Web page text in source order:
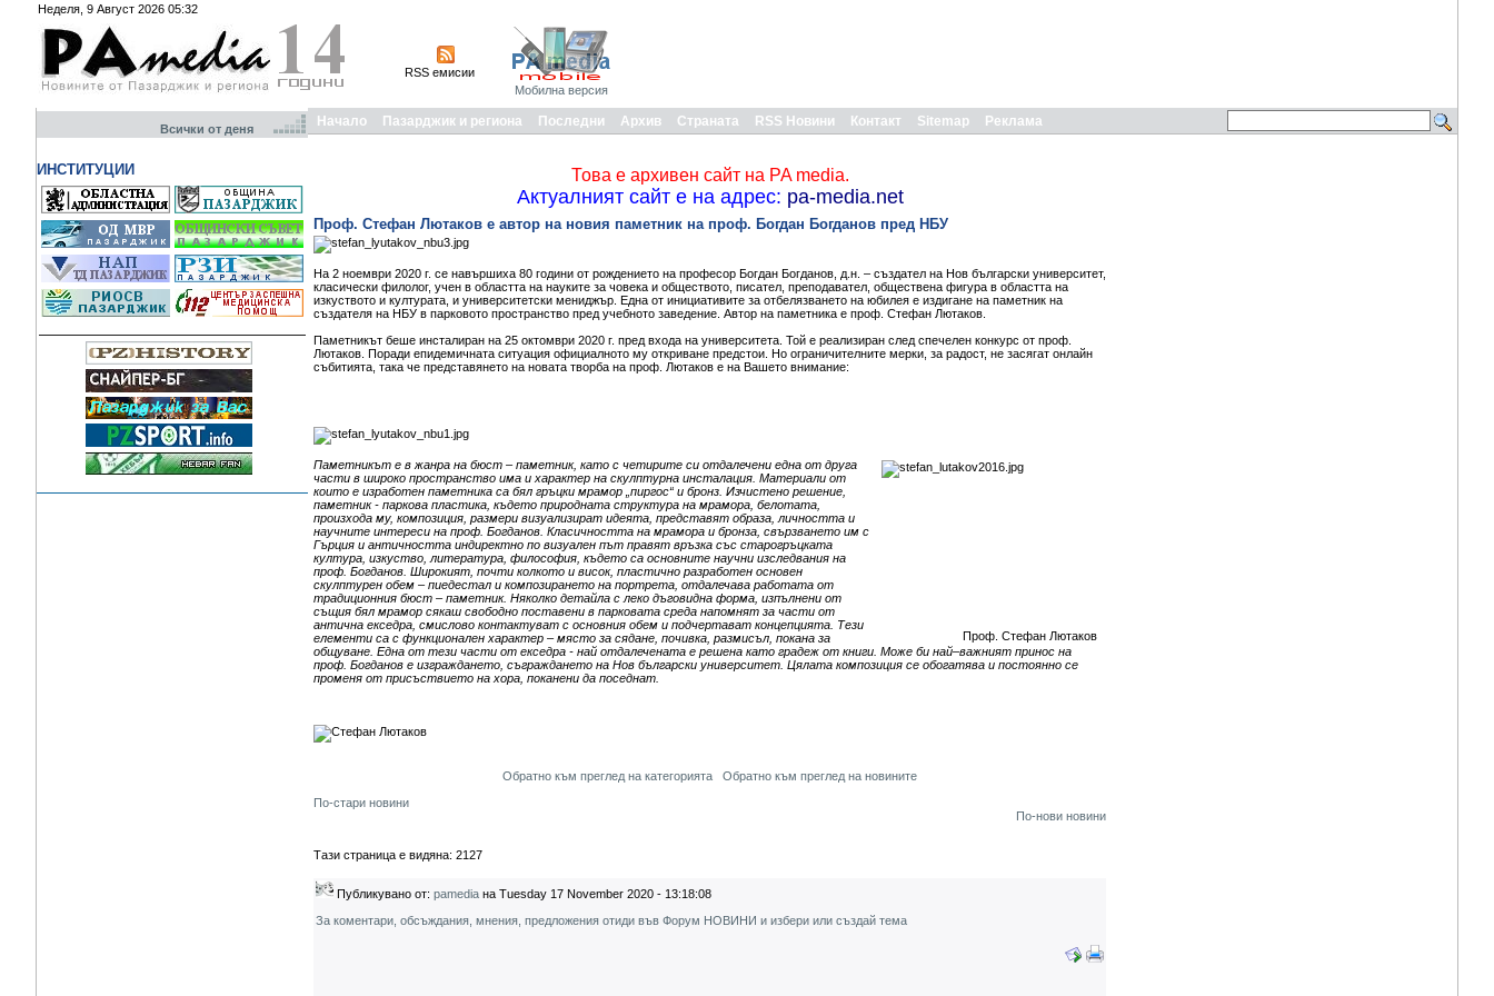
Неделя, 9 Август 2026 05:32
RSS емисии
Мобилна версия
Всички от деня
ИНСТИТУЦИИ
Начало Пазарджик и региона Последни Архив Страната RSS Новини Контакт Sitemap Реклама
Това е архивен сайт на PA media.
Актуалният сайт е на адрес: pa-media.net
Проф. Стефан Лютаков е автор на новия паметник на проф. Богдан Богданов пред НБУ
На 2 ноември 2020 г. се навършиха 80 години от рождението на професор Богдан Богданов, д.н. – създател на Нов български университет,
класически филолог, учен в областта на науките за човека и обществото, писател, преподавател, обществена фигура в областта на
изкуството и културата, и университетски мениджър. Една от инициативите за отбелязването на юбилея е издигане на паметник на
създателя на НБУ в парковото пространство пред учебното заведение. Автор на паметника е проф. Стефан Лютаков.
Паметникът беше инсталиран на 25 октомври 2020 г. пред входа на университета. Той е реализиран след спечелен конкурс от проф.
Лютаков. Поради епидемичната ситуация официалното му откриване предстои. Но ограничителните мерки, за радост, не засягат онлайн
събитията, така че представянето на новата творба на проф. Лютаков е на Вашето внимание:
Проф. Стефан Лютаков
Паметникът е в жанра на бюст – паметник, като с четирите си отдалечени една от друга
части в широко пространство има и характер на скулптурна инсталация. Материали от
които е изработен паметника са бял гръцки мрамор „пиргос“ и бронз. Изчистено решение,
паметник - паркова пластика, където природната структура на мрамора, белотата,
произхода му, композиция, размери визуализират идеята, представят образа, личността и
научните интереси на проф. Богданов. Класичността на мрамора и бронза, свързването им с
Гърция и античността индиректно по визуален път правят връзка със старогръцката
култура, изкуство, литература, философия, където са основните научни изследвания на
проф. Богданов. Широкият, почти колкото и висок, пластично разработен основен
скулптурен обем – пиедестал и композирането на портрета, отдалечава работата от
традиционния бюст – паметник. Няколко детайла с леко дъговидна форма, изпълнени от
същия бял мрамор сякаш свободно поставени в парковата среда напомнят за части от
антична екседра, смислово контактуват с основния обем и подчертават концепцията. Тези
елементи са с функционален характер – място за сядане, почивка, размисъл, покана за
общуване. Една от тези части от екседра - най отдалечената е решена като градеж от книги. Може би най–важният принос на
проф. Богданов е изграждането, съграждането на Нов български университет. Цялата композиция се обогатява и постоянно се
променя от присъствието на хора, поканени да поседнат.
Обратно към преглед на категорията
Обратно към преглед на новините
По-стари новини
По-нови новини
Тази страница е видяна: 2127
Публикувано от: pamedia на Tuesday 17 November 2020 - 13:18:08
За коментари, обсъждания, мнения, предложения отиди във Форум НОВИНИ и избери или създай тема